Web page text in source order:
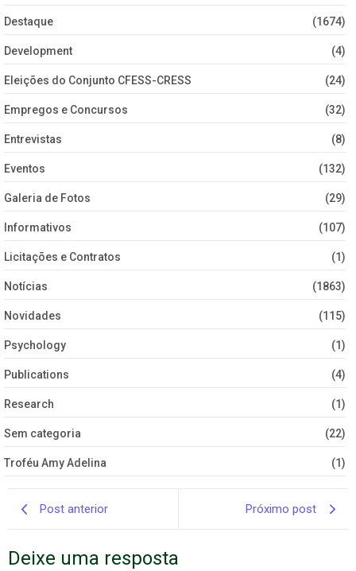
Destaque (1674)
Development (4)
Eleições do Conjunto CFESS-CRESS (24)
Empregos e Concursos (32)
Entrevistas (8)
Eventos (132)
Galeria de Fotos (29)
Informativos (107)
Licitações e Contratos (1)
Notícias (1863)
Novidades (115)
Psychology (1)
Publications (4)
Research (1)
Sem categoria (22)
Troféu Amy Adelina (1)
Post anterior Próximo post
Deixe uma resposta